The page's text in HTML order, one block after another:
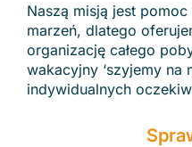
Naszą misją jest
marzeń, dlatego
organizację całego
wakacyjny ‘szyjemy na
indywidualnych